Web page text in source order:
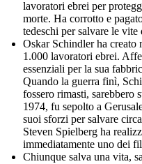
lavoratori ebrei per
morte. Ha corrotto e
tedeschi per salvare le
Oskar Schindler ha
1.000 lavoratori ebrei.
essenziali per la sua
Quando la guerra finì,
fossero rimasti, sarebbero
1974, fu sepolto a
suoi sforzi per salvare
Steven Spielberg ha
immediatamente uno dei
Chiunque salva una vita,